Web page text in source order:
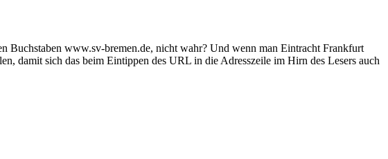
Buchstaben www.sv-bremen.de, nicht wahr? Und wenn man Eintracht Frankfurt
damit sich das beim Eintippen des URL in die Adresszeile im Hirn des Lesers auch